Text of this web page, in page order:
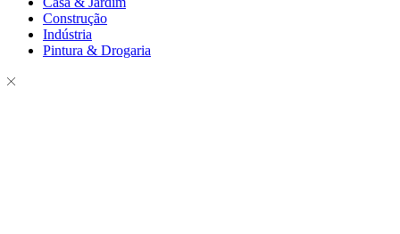
Construção
Indústria
Pintura & Drogaria